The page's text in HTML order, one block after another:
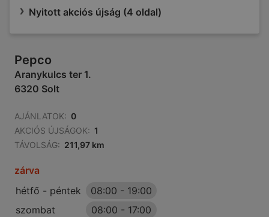
Nyitott akciós újság (4 oldal)
Pepco
Aranykulcs ter 1.
6320 Solt
AJÁNLATOK: 0
AKCIÓS ÚJSÁGOK: 1
TÁVOLSÁG: 211,97 km
zárva
hétfő - péntek
08:00 - 19:00
szombat
08:00 - 17:00